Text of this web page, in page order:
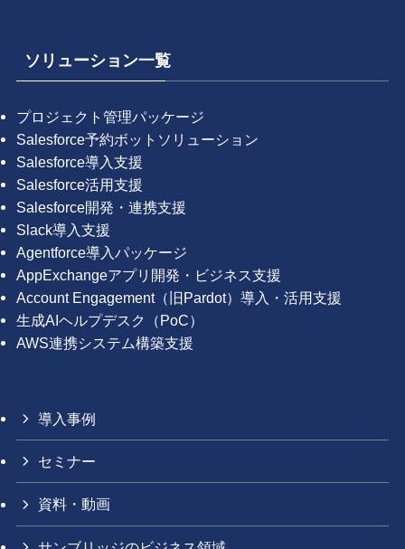
ソリューション一覧
プロジェクト管理パッケージ
Salesforce予約ボットソリューション
Salesforce導入支援
Salesforce活用支援
Salesforce開発・連携支援
Slack導入支援
Agentforce導入パッケージ
AppExchangeアプリ開発・ビジネス支援
Account Engagement（旧Pardot）導入・活用支援
生成AIヘルプデスク（PoC）
AWS連携システム構築支援
導入事例
セミナー
資料・動画